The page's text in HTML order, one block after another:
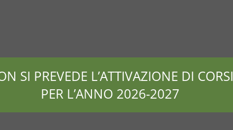
SI PREVEDE L’ATTIVAZIONE DI CORSI
PER L’ANNO 2026-2027